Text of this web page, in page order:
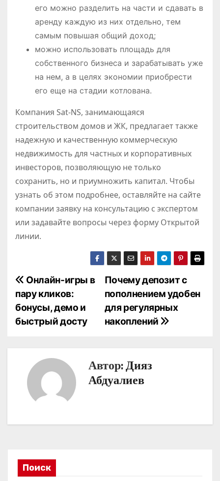
его можно разделить на части и сдавать в
аренду каждую из них отдельно, тем
самым повышая общий доход;
можно использовать площадь для
собственного бизнеса и зарабатывать уже
на нем, а в целях экономии приобрести
его еще на стадии котлована.
Компания Sat-NS, занимающаяся
строительством домов и ЖК, предлагает также
надежную и качественную коммерческую
недвижимость для частных и корпоративных
инвесторов, позволяющую не только
сохранить, но и приумножить капитал. Чтобы
узнать об этом подробнее, оставляйте на сайте
компании заявку на консультацию с экспертом
или задавайте вопросы через форму Открытой
линии.
Н
а
в
и
п
Почему депозит с
пополнением удобен
для регулярных
накоплений
Онлайн-игры в
пару кликов:
бонусы, демо и
быстрый досту
Автор:Дияз
Абдуалиев
Поиск